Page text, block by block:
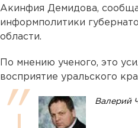
Акинфия Демидова,
информполитики
области.
По мнению ученого, это
восприятие уральского
Валерий